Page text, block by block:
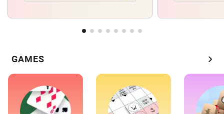
GAMES chevron_right